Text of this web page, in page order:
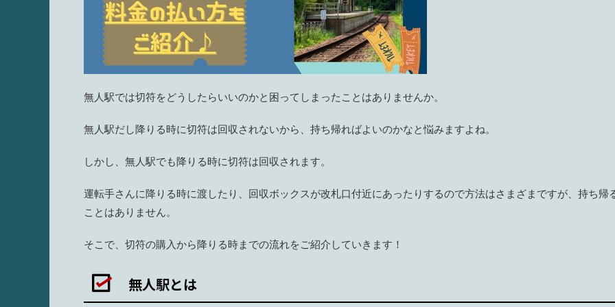
無人駅では切符をどうしたらいいのかと困ってしまったことはありませんか。
無人駅だし降りる時に切符は回収されないから、持ち帰ればよいのかなと悩みますよね。
しかし、無人駅でも降りる時に切符は回収されます。
運転手さんに降りる時に渡したり、回収ボックスが改札口付近にあったりするので方法はさまざまですが、持ち帰
ことはありません。
そこで、切符の購入から降りる時までの流れをご紹介していきます！
無人駅とは